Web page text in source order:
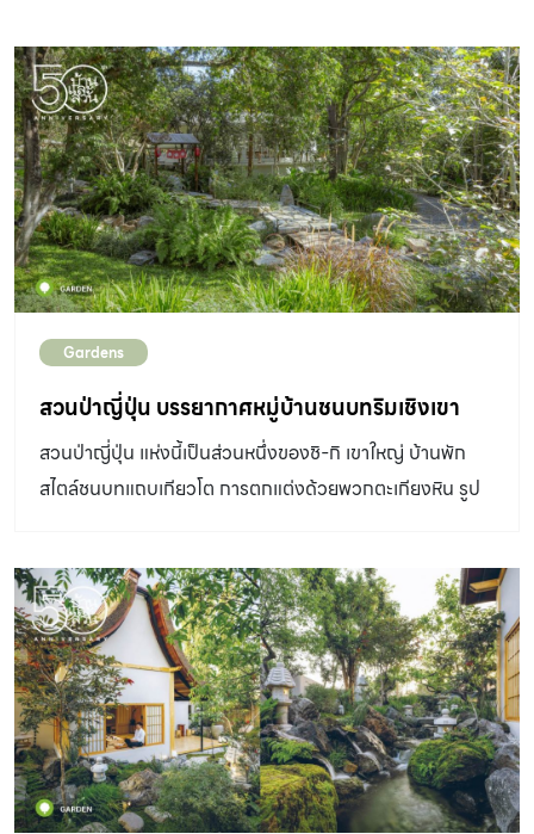
Gardens
สวนป่าญี่ปุ่น บรรยากาศหมู่บ้านชนบทริมเชิงเขา
สวนป่าญี่ปุ่น แห่งนี้เป็นส่วนหนึ่งของชิ-กิ เขาใหญ่ บ้านพัก
สไตล์ชนบทแถบเกียวโต การตกแต่งด้วยพวกตะเกียงหิน รูป
ถึงพรรณไม้ที่เลือกใช้ ล้วนช่วยเติมเต็มให้ภาพสวนป่าญี่ปุ่น
ชัดเจนยิ่งขึ้น Design Directory : ออกแบบ คนสวน
Landscape ของประดับสวนอย่างซุ้มประตูญี่ปุ่นหรือที่เรียก
ว่าเสาโทริอิ และสะพานข้ามลำธารสไตล์ญี่ปุ่น เป็นสัญลักษณ์ที่
เติมเต็มให้ภาพสวนญี่ปุ่นชัดยิ่งขึ้น ตั้งใจใช้เสาโทริอิสีเหลือง
ต่างจากทั่วไปที่เป็นสีแดง เพื่อให้เด่นสะดุดตา และสร้าง
เอกลักษณ์ในงานออกแบบ ลำธารในสวนที่ยึดตามแนวร่องน้ำ